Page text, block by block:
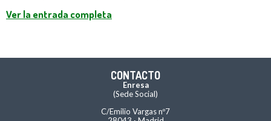
Ver la entrada completa
CONTACTO
Enresa
(Sede Social)
C/Emilio Vargas nº7